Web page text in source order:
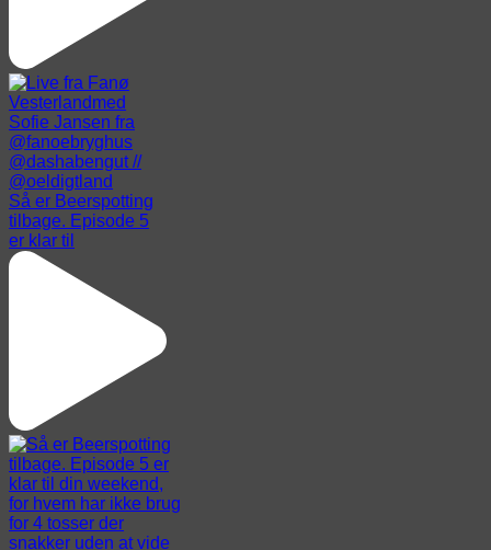
Så er Beerspotting
tilbage. Episode 5
er klar til